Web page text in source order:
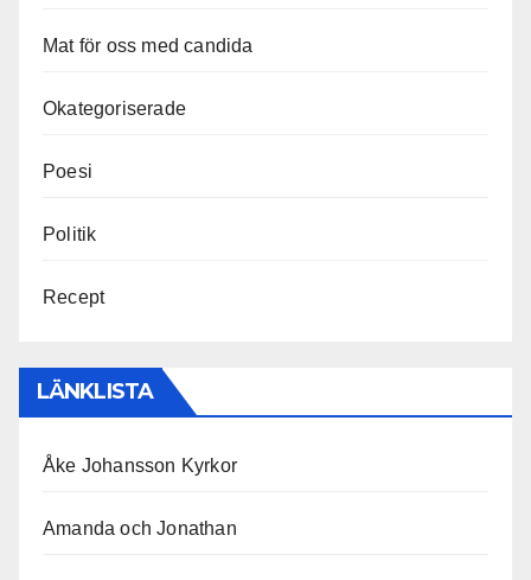
Mat för oss med candida
Okategoriserade
Poesi
Politik
Recept
LÄNKLISTA
Åke Johansson Kyrkor
Amanda och Jonathan